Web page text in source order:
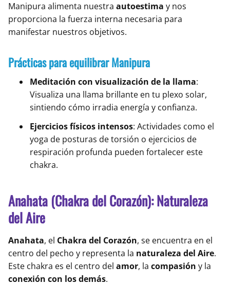
Manipura alimenta nuestra autoestima y nos
proporciona la fuerza interna necesaria para
manifestar nuestros objetivos.
Prácticas para equilibrar Manipura
Meditación con visualización de la llama:
Visualiza una llama brillante en tu plexo solar,
sintiendo cómo irradia energía y confianza.
Ejercicios físicos intensos: Actividades como el
yoga de posturas de torsión o ejercicios de
respiración profunda pueden fortalecer este
chakra.
Anahata (Chakra del Corazón): Naturaleza
del Aire
Anahata, el Chakra del Corazón, se encuentra en el
centro del pecho y representa la naturaleza del Aire.
Este chakra es el centro del amor, la compasión y la
conexión con los demás.